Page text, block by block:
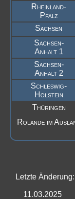
Rheinland-
Pfalz
Sachsen
Sachsen-
Anhalt 1
Sachsen-
Anhalt 2
Schleswig-
Holstein
Thüringen
Rolande im
Letzte Änderung:
11.03.2025